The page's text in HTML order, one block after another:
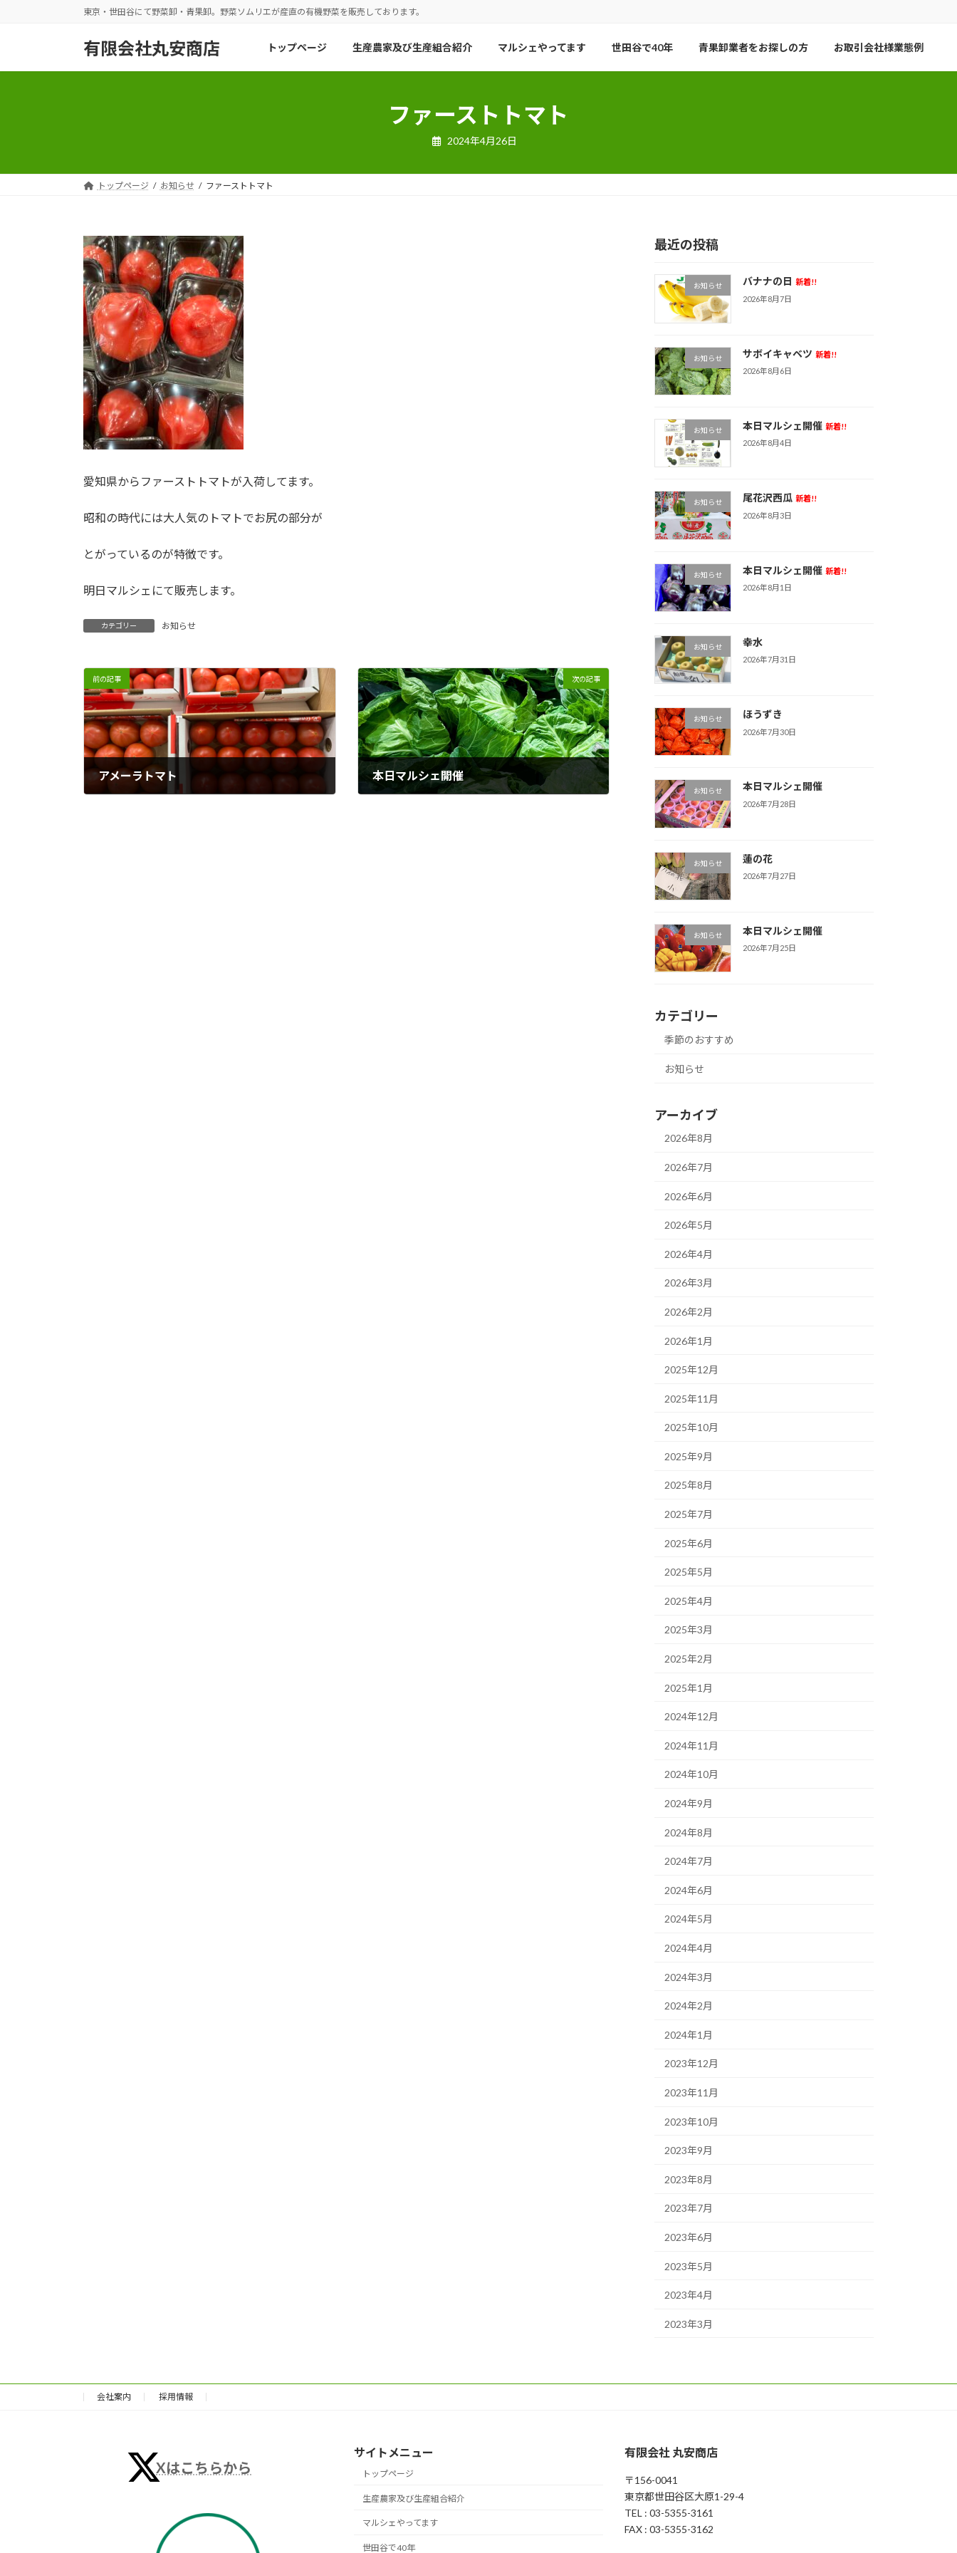
東京・世田谷にて野菜卸・青果卸。野菜ソムリエが産直の有機野菜を販売しております。
有限会社丸安商店 トップページ 生産農家及び生産組合紹介 マルシェやってます 世田谷で40年 青果卸業者をお探しの方 お取引会社様業態例
ファーストトマト
2024年4月26日
トップページ お知らせ ファーストトマト
愛知県からファーストトマトが入荷してます。
昭和の時代には大人気のトマトでお尻の部分が
とがっているのが特徴です。
明日マルシェにて販売します。
カテゴリー お知らせ
前の記事
アメーラトマト
次の記事
本日マルシェ開催
最近の投稿
お知らせ バナナの日 新着!!
2026年8月7日
お知らせ サボイキャベツ 新着!!
2026年8月6日
お知らせ 本日マルシェ開催 新着!!
2026年8月4日
お知らせ 尾花沢西瓜 新着!!
2026年8月3日
お知らせ 本日マルシェ開催 新着!!
2026年8月1日
お知らせ 幸水
2026年7月31日
お知らせ ほうずき
2026年7月30日
お知らせ 本日マルシェ開催
2026年7月28日
お知らせ 蓮の花
2026年7月27日
お知らせ 本日マルシェ開催
2026年7月25日
カテゴリー
季節のおすすめ
お知らせ
アーカイブ
2026年8月
2026年7月
2026年6月
2026年5月
2026年4月
2026年3月
2026年2月
2026年1月
2025年12月
2025年11月
2025年10月
2025年9月
2025年8月
2025年7月
2025年6月
2025年5月
2025年4月
2025年3月
2025年2月
2025年1月
2024年12月
2024年11月
2024年10月
2024年9月
2024年8月
2024年7月
2024年6月
2024年5月
2024年4月
2024年3月
2024年2月
2024年1月
2023年12月
2023年11月
2023年10月
2023年9月
2023年8月
2023年7月
2023年6月
2023年5月
2023年4月
2023年3月
会社案内 採用情報
Xはこちらから
サイトメニュー
トップページ
生産農家及び生産組合紹介
マルシェやってます
世田谷で40年
有限会社 丸安商店
〒156-0041
東京都世田谷区大原1-29-4
TEL : 03-5355-3161
FAX : 03-5355-3162